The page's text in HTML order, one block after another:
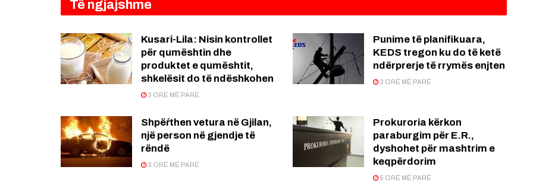
Të ngjajshme
Kusari-Lila: Nisin kontrollet
për qumështin dhe
produktet e qumështit,
shkelësit do të ndëshkohen
3 ORË MË PARË
Punime të planifikuara,
KEDS tregon ku do të ketë
ndërprerje të rrymës enjten
3 ORË MË PARË
Shpëŕthen vetura në Gjilan,
një person në gjendje të
rëndë
3 ORË MË PARË
Prokuroria kërkon
paraburgim për E.R.,
dyshohet për mashtrim e
keqpërdorim
5 ORË MË PARË